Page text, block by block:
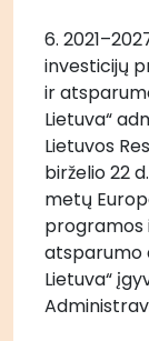
6.
investicijų
ir
Lietuva“
Lietuvos
birželio 22
metų
programos
atsparumo
Lietuva“